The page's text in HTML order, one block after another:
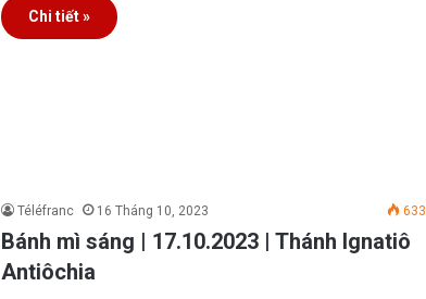
Chi tiết »
Téléfranc 16 Tháng 10, 2023 633
Bánh mì sáng | 17.10.2023 | Thánh Ignatiô
Antiôchia